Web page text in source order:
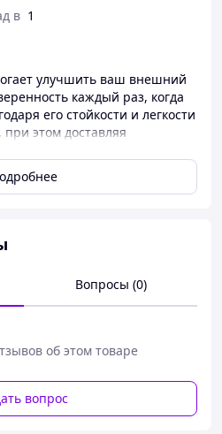
в 1
улучшить ваш внешний
каждый раз, когда
его стойкости и легкости
при этом доставляя
алоэ вера и гиалурона,
для успокаивания и
им глубокого
Вопросы (0)
об этом товаре
вопрос